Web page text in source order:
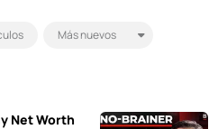
Net Worth